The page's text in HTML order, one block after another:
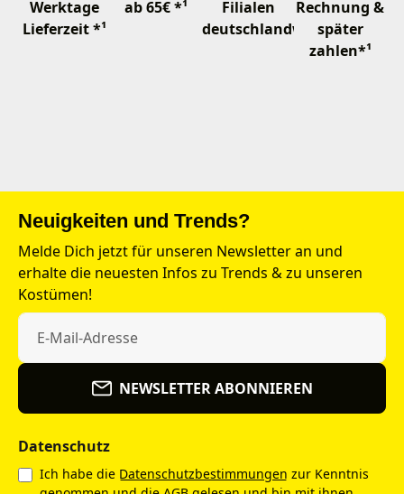
Werktage
Lieferzeit *¹
ab 65€ *¹
Filialen
deutschlandweit
Rechnung &
später
zahlen*¹
Neuigkeiten und Trends?
Melde Dich jetzt für unseren Newsletter an und
erhalte die neuesten Infos zu Trends & zu unseren
Kostümen!
NEWSLETTER ABONNIEREN
Datenschutz
Ich habe die Datenschutzbestimmungen zur Kenntnis